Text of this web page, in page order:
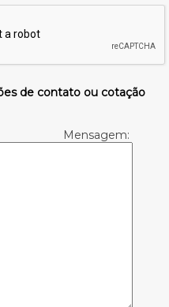
de contato ou cotação
Mensagem: